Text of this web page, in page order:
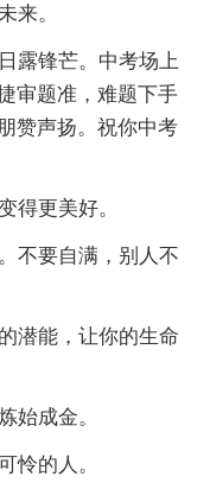
来。
锋芒。中考场上
审题准，难题下手
赞声扬。祝你中考
更美好。
要自满，别人不
能，让你的生命
成金。
的人。